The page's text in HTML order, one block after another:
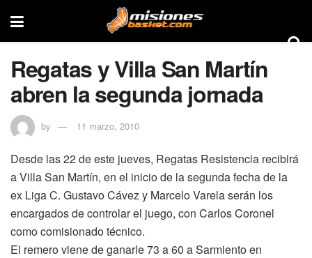
Regatas y Villa San Martín
abren la segunda jornada
by 11 marzo, 2010
Desde las 22 de este jueves, Regatas Resistencia recibirá
a Villa San Martín, en el inicio de la segunda fecha de la
ex Liga C. Gustavo Cávez y Marcelo Varela serán los
encargados de controlar el juego, con Carlos Coronel
como comisionado técnico.
El remero viene de ganarle 73 a 60 a Sarmiento en